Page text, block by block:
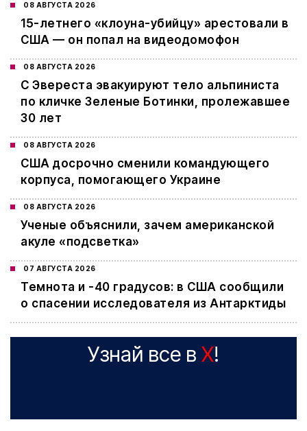
08 АВГУСТА 2026
15-летнего «клоуна-убийцу» арестовали в
США — он попал на видеодомофон
08 АВГУСТА 2026
С Эвереста эвакуируют тело альпиниста
по кличке Зеленые Ботинки, пролежавшее
30 лет
08 АВГУСТА 2026
США досрочно сменили командующего
корпуса, помогающего Украине
08 АВГУСТА 2026
Ученые объяснили, зачем американской
акуле «подсветка»
07 АВГУСТА 2026
Темнота и -40 градусов: в США сообщили
о спасении исследователя из Антарктиды
Узнай все в X!